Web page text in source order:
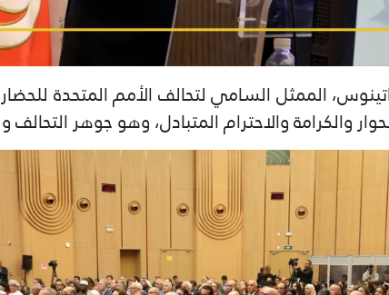
الممثل السامي لتحالف الأمم المتحدة
والكرامة والاحترام المتبادل، وهو جوهر